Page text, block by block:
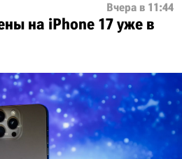
Вчера в 11:44
на iPhone 17 уже в